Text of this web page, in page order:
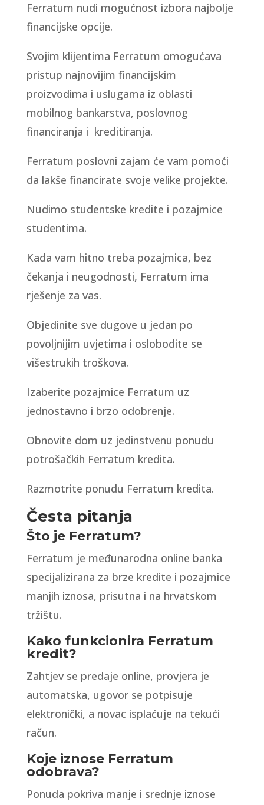
Ferratum nudi mogućnost izbora najbolje
financijske opcije.
Svojim klijentima Ferratum omogućava
pristup najnovijim financijskim
proizvodima i uslugama iz oblasti
mobilnog bankarstva, poslovnog
financiranja i kreditiranja.
Ferratum poslovni zajam će vam pomoći
da lakše financirate svoje velike projekte.
Nudimo studentske kredite i pozajmice
studentima.
Kada vam hitno treba pozajmica, bez
čekanja i neugodnosti, Ferratum ima
rješenje za vas.
Objedinite sve dugove u jedan po
povoljnijim uvjetima i oslobodite se
višestrukih troškova.
Izaberite pozajmice Ferratum uz
jednostavno i brzo odobrenje.
Obnovite dom uz jedinstvenu ponudu
potrošačkih Ferratum kredita.
Razmotrite ponudu Ferratum kredita.
Česta pitanja
Što je Ferratum?
Ferratum je međunarodna online banka
specijalizirana za brze kredite i pozajmice
manjih iznosa, prisutna i na hrvatskom
tržištu.
Kako funkcionira Ferratum
kredit?
Zahtjev se predaje online, provjera je
automatska, ugovor se potpisuje
elektronički, a novac isplaćuje na tekući
račun.
Koje iznose Ferratum
odobrava?
Ponuda pokriva manje i srednje iznose